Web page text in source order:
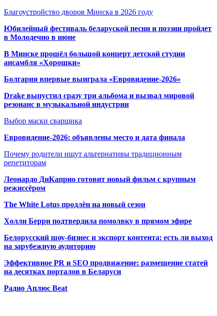
Благоустройство дворов Минска в 2026 году
Юбилейный фестиваль беларуской песни и поэзии пройдет
в Молодечно в июне
В Минске прошёл большой концерт детской студии
ансамбля «Хорошки»
Болгария впервые выиграла «Евровидение-2026»
Drake выпустил сразу три альбома и вызвал мировой
резонанс в музыкальной индустрии
Выбор маски сварщика
Евровидение-2026: объявлены место и дата финала
Почему родители ищут альтернативы традиционным
репетиторам
Леонардо ДиКаприо готовит новый фильм с крупным
режиссёром
The White Lotus продлён на новый сезон
Холли Берри подтвердила помолвку в прямом эфире
Белорусский шоу-бизнес и экспорт контента: есть ли выход
на зарубежную аудиторию
Эффективное PR и SEO продвижение: размещение статей
на десятках порталов в Беларуси
Радио Аплюс Beat